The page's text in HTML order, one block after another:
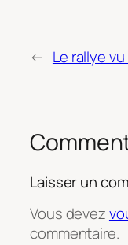
← Le rallye
Laisser un
Vous devez
commentaire.